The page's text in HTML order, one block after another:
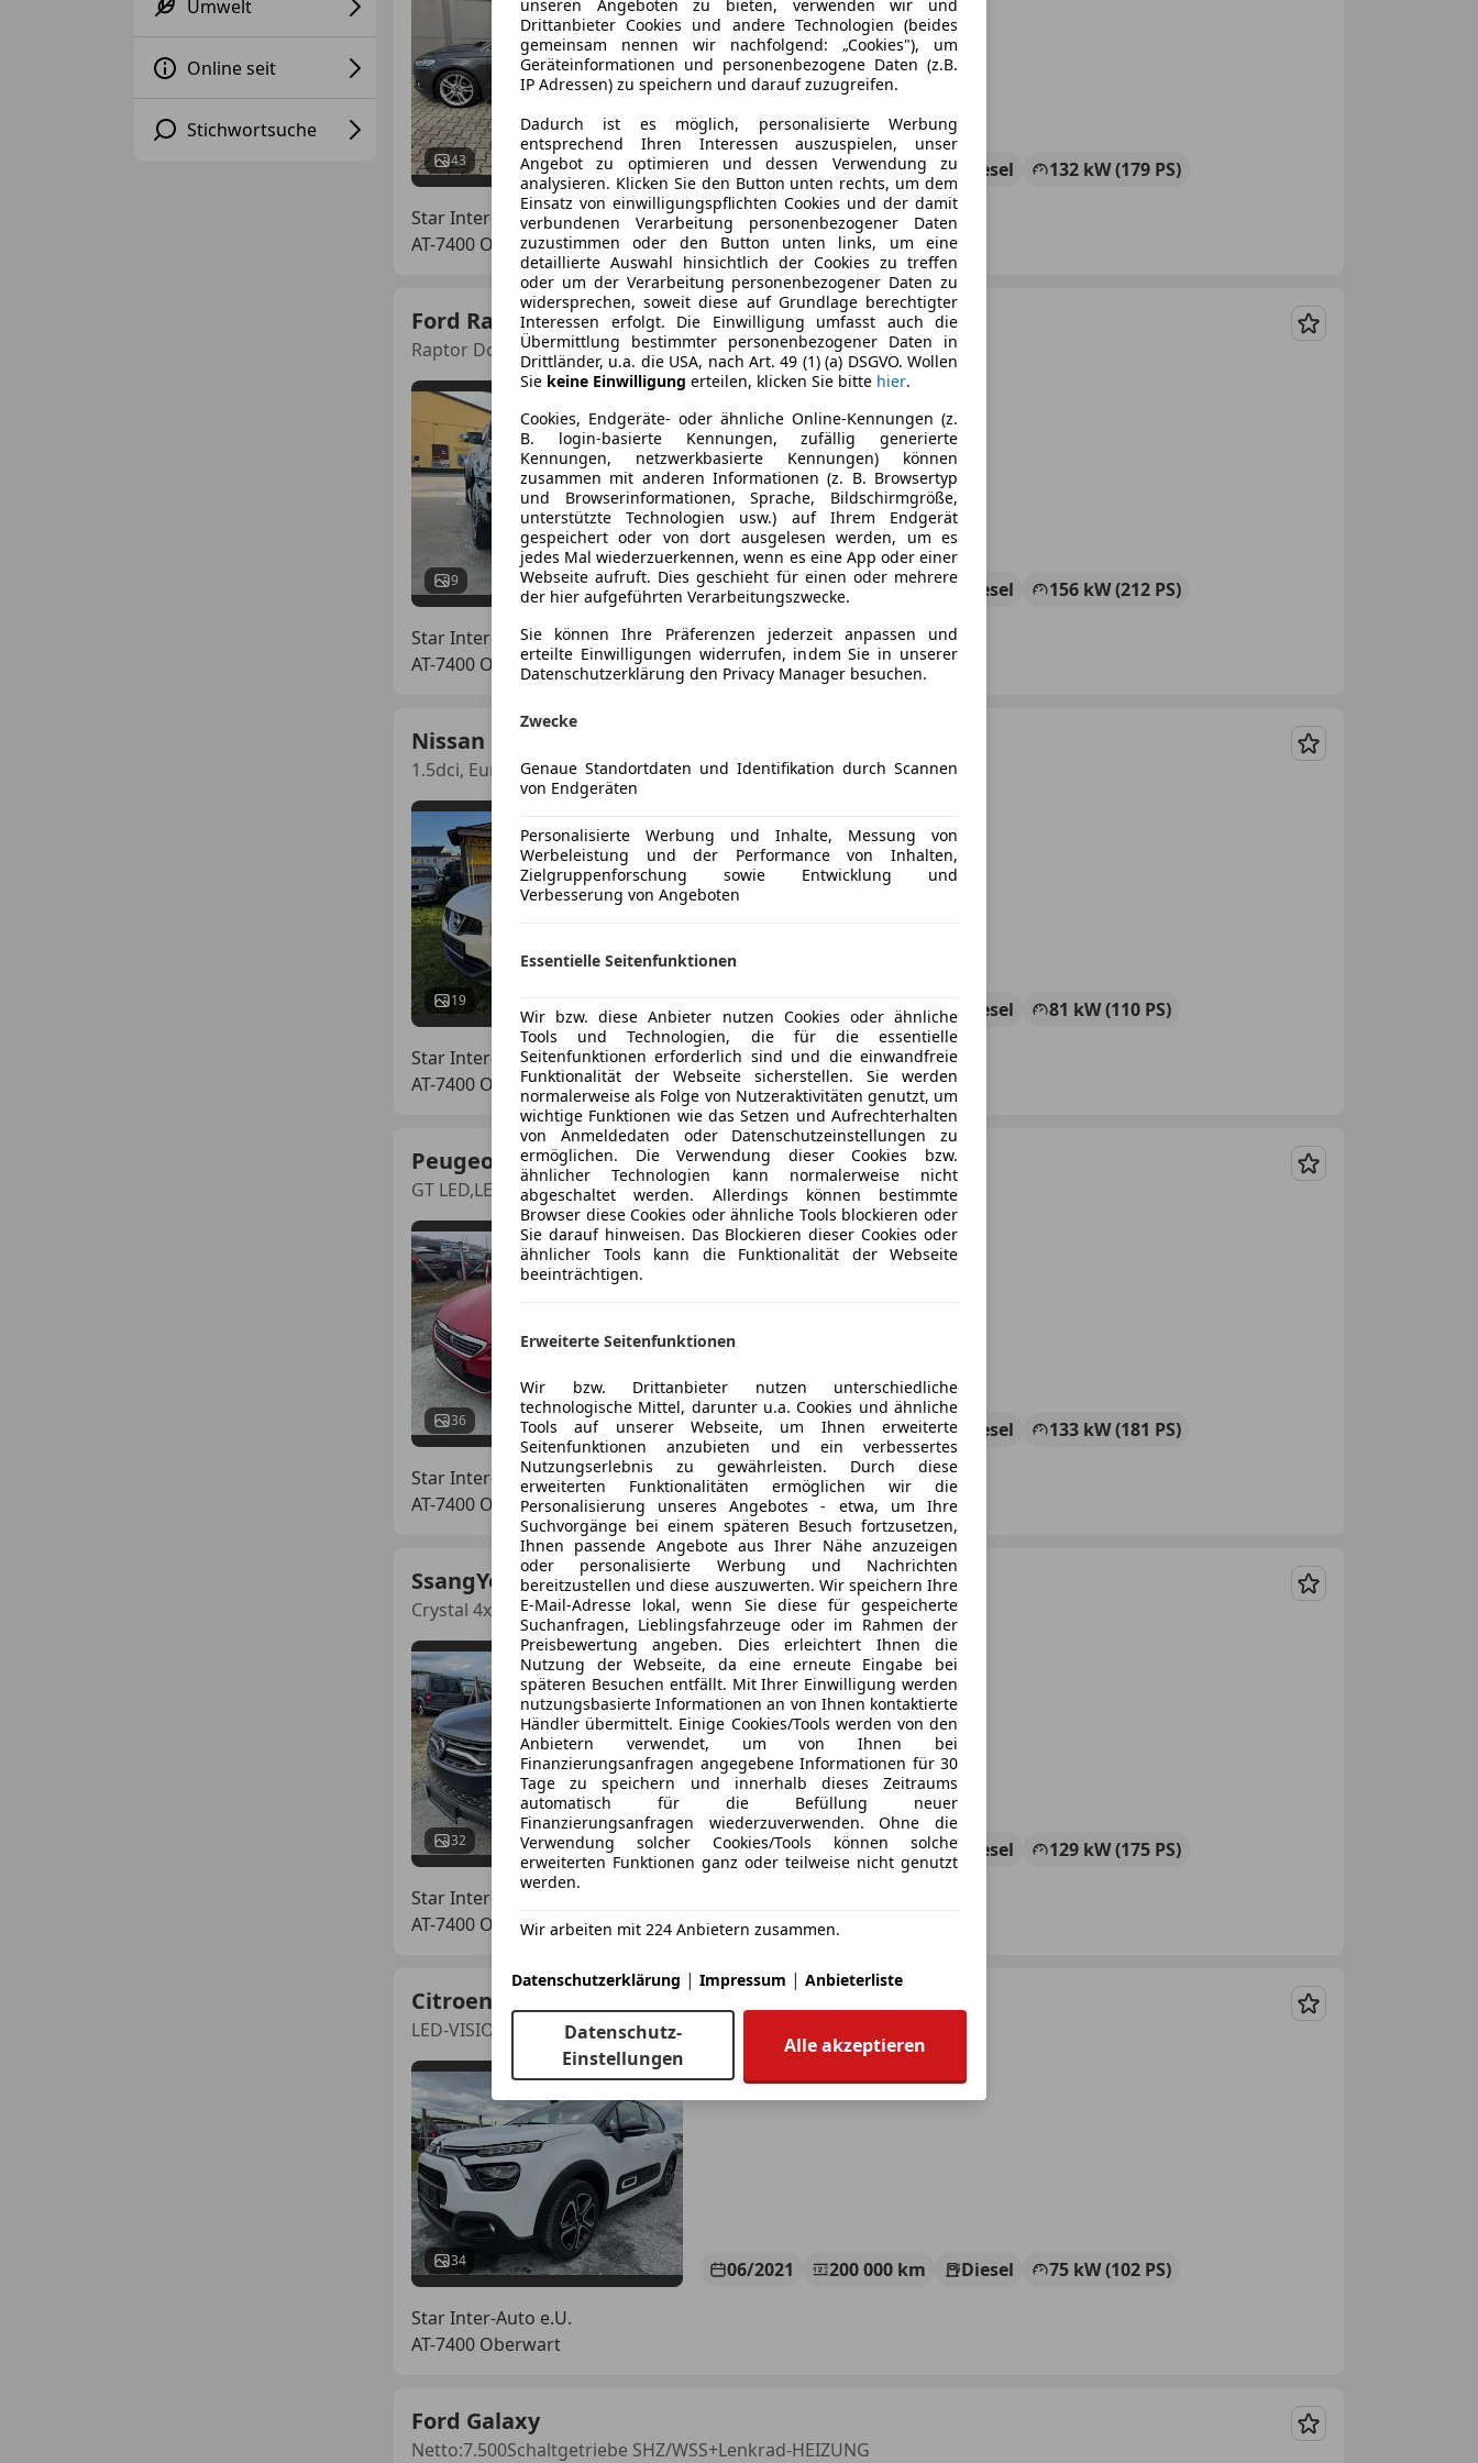
Umwelt
Online seit
Stichwortsuche
43 01/2016 283 000 km Diesel
132 kW (179 PS)
Star Inter-Auto e.U.
AT-7400 Oberwart
Ford Ranger
Raptor Doppelkabine 4x4
Merken
9
€ 35 998
08/2020 108 000 km Diesel
156 kW (212 PS)
Star Inter-Auto e.U.
AT-7400 Oberwart
Nissan Qashqai
1.5dci, Euro5 Klimaanlage
Merken
19
€ 3 998
02/2013 319 000 km Diesel
81 kW (110 PS)
Star Inter-Auto e.U.
AT-7400 Oberwart
Peugeot 308
GT LED,LEDER,SHZ,NAVI,ALU,
Merken
36
€ 9 498
03/2016 192 000 km Diesel
133 kW (181 PS)
Star Inter-Auto e.U.
AT-7400 Oberwart
SsangYong Korando
Crystal 4x2
Merken
32
€ 9 498
03/2019 142 000 km Diesel
129 kW (175 PS)
Star Inter-Auto e.U.
AT-7400 Oberwart
Citroen C3
LED-VISION SHZ
Merken
34
€ 8 9991
06/2021 200 000 km Diesel
75 kW (102 PS)
Star Inter-Auto e.U.
AT-7400 Oberwart
Ford Galaxy
Netto:7.500Schaltgetriebe SHZ/WSS+Lenkrad-HEIZUNG
Merken
unseren Angeboten zu bieten, verwenden wir und
Drittanbieter Cookies und andere Technologien (beides
gemeinsam nennen wir nachfolgend: „Cookies"), um
Geräteinformationen und personenbezogene Daten (z.B.
IP Adressen) zu speichern und darauf zuzugreifen.
Dadurch ist es möglich, personalisierte Werbung
entsprechend Ihren Interessen auszuspielen, unser
Angebot zu optimieren und dessen Verwendung zu
analysieren. Klicken Sie den Button unten rechts, um dem
Einsatz von einwilligungspflichten Cookies und der damit
verbundenen Verarbeitung personenbezogener Daten
zuzustimmen oder den Button unten links, um eine
detaillierte Auswahl hinsichtlich der Cookies zu treffen
oder um der Verarbeitung personenbezogener Daten zu
widersprechen, soweit diese auf Grundlage berechtigter
Interessen erfolgt. Die Einwilligung umfasst auch die
Übermittlung bestimmter personenbezogener Daten in
Drittländer, u.a. die USA, nach Art. 49 (1) (a) DSGVO. Wollen
Sie keine Einwilligung erteilen, klicken Sie bitte hier.
Cookies, Endgeräte- oder ähnliche Online-Kennungen (z.
B. login-basierte Kennungen, zufällig generierte
Kennungen, netzwerkbasierte Kennungen) können
zusammen mit anderen Informationen (z. B. Browsertyp
und Browserinformationen, Sprache, Bildschirmgröße,
unterstützte Technologien usw.) auf Ihrem Endgerät
gespeichert oder von dort ausgelesen werden, um es
jedes Mal wiederzuerkennen, wenn es eine App oder einer
Webseite aufruft. Dies geschieht für einen oder mehrere
der hier aufgeführten Verarbeitungszwecke.
Sie können Ihre Präferenzen jederzeit anpassen und
erteilte Einwilligungen widerrufen, indem Sie in unserer
Datenschutzerklärung den Privacy Manager besuchen.
Zwecke
Genaue Standortdaten und Identifikation durch Scannen
von Endgeräten
Personalisierte Werbung und Inhalte, Messung von
Werbeleistung und der Performance von Inhalten,
Zielgruppenforschung sowie Entwicklung und
Verbesserung von Angeboten
Essentielle Seitenfunktionen
Wir bzw. diese Anbieter nutzen Cookies oder ähnliche
Tools und Technologien, die für die essentielle
Seitenfunktionen erforderlich sind und die einwandfreie
Funktionalität der Webseite sicherstellen. Sie werden
normalerweise als Folge von Nutzeraktivitäten genutzt, um
wichtige Funktionen wie das Setzen und Aufrechterhalten
von Anmeldedaten oder Datenschutzeinstellungen zu
ermöglichen. Die Verwendung dieser Cookies bzw.
ähnlicher Technologien kann normalerweise nicht
abgeschaltet werden. Allerdings können bestimmte
Browser diese Cookies oder ähnliche Tools blockieren oder
Sie darauf hinweisen. Das Blockieren dieser Cookies oder
ähnlicher Tools kann die Funktionalität der Webseite
beeinträchtigen.
Erweiterte Seitenfunktionen
Wir bzw. Drittanbieter nutzen unterschiedliche
technologische Mittel, darunter u.a. Cookies und ähnliche
Tools auf unserer Webseite, um Ihnen erweiterte
Seitenfunktionen anzubieten und ein verbessertes
Nutzungserlebnis zu gewährleisten. Durch diese
erweiterten Funktionalitäten ermöglichen wir die
Personalisierung unseres Angebotes - etwa, um Ihre
Suchvorgänge bei einem späteren Besuch fortzusetzen,
Ihnen passende Angebote aus Ihrer Nähe anzuzeigen
oder personalisierte Werbung und Nachrichten
bereitzustellen und diese auszuwerten. Wir speichern Ihre
E-Mail-Adresse lokal, wenn Sie diese für gespeicherte
Suchanfragen, Lieblingsfahrzeuge oder im Rahmen der
Preisbewertung angeben. Dies erleichtert Ihnen die
Nutzung der Webseite, da eine erneute Eingabe bei
späteren Besuchen entfällt. Mit Ihrer Einwilligung werden
nutzungsbasierte Informationen an von Ihnen kontaktierte
Händler übermittelt. Einige Cookies/Tools werden von den
Anbietern verwendet, um von Ihnen bei
Finanzierungsanfragen angegebene Informationen für 30
Tage zu speichern und innerhalb dieses Zeitraums
automatisch für die Befüllung neuer
Finanzierungsanfragen wiederzuverwenden. Ohne die
Verwendung solcher Cookies/Tools können solche
erweiterten Funktionen ganz oder teilweise nicht genutzt
werden.
Wir arbeiten mit 224 Anbietern zusammen.
Datenschutzerklärung | Impressum | Anbieterliste
Datenschutz-
Einstellungen
Alle akzeptieren